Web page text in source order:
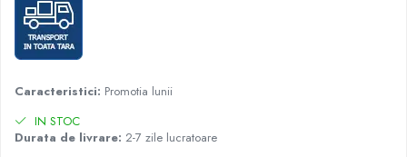
Radiatoare Otel Vogel&Noot
Radiatoare Otel Korado
Radiatoare de Baie Purmo Banga
Detectoare
Termostate centrala ambient
Detectoare de gaz si electrovalve
Caracteristici: Promotia lunii
IN STOC
Durata de livrare: 2-7 zile lucratoare